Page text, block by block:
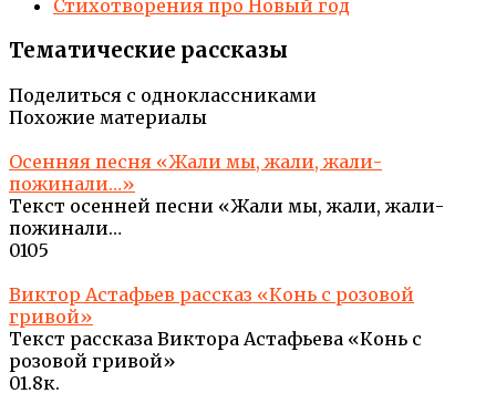
Стихотворения про Новый год
Тематические рассказы
Поделиться с одноклассниками
Похожие материалы
Осенняя песня «Жали мы, жали, жали-
пожинали…»
Текст осенней песни «Жали мы, жали, жали-
пожинали…
0105
Виктор Астафьев рассказ «Конь с розовой
гривой»
Текст рассказа Виктора Астафьева «Конь с
розовой гривой»
01.8к.